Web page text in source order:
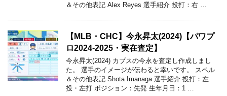
＆その他表記 Alex Reyes 選手紹介 投打：右 …
【MLB・CHC】今永昇太(2024)【パワプ
ロ2024-2025・実在査定】
今永昇太(2024) カブスの今永を査定し作成しまし
た。 選手のイメージが伝わると幸いです。 スペル
＆その他表記 Shota Imanaga 選手紹介 投打：左
投・左打 ポジション：先発 生年月日：1 …